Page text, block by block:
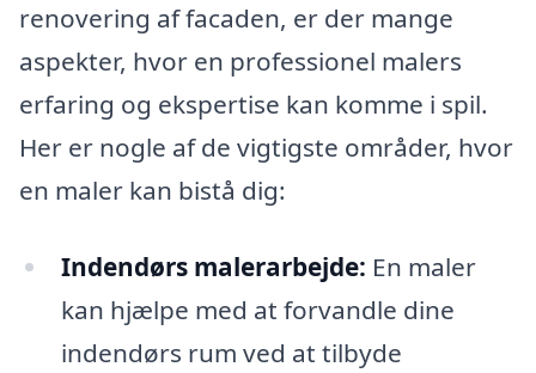
renovering af facaden, er der mange
aspekter, hvor en professionel malers
erfaring og ekspertise kan komme i spil.
Her er nogle af de vigtigste områder, hvor
en maler kan bistå dig:
Indendørs malerarbejde: En maler
kan hjælpe med at forvandle dine
indendørs rum ved at tilbyde